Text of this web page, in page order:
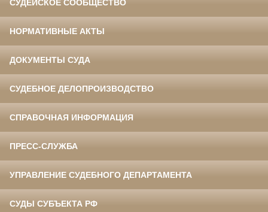
СУДЕЙСКОЕ СООБЩЕСТВО
НОРМАТИВНЫЕ АКТЫ
ДОКУМЕНТЫ СУДА
СУДЕБНОЕ ДЕЛОПРОИЗВОДСТВО
СПРАВОЧНАЯ ИНФОРМАЦИЯ
ПРЕСС-СЛУЖБА
УПРАВЛЕНИЕ СУДЕБНОГО ДЕПАРТАМЕНТА
СУДЫ СУБЪЕКТА РФ